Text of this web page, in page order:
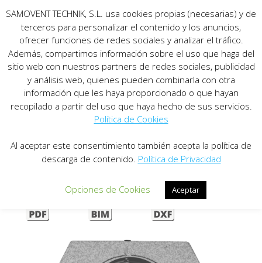
SERIE PPS
PLENUM
SAMOVENT TECHNIK, S.L. usa cookies propias (necesarias) y de
terceros para personalizar el contenido y los anuncios,
ofrecer funciones de redes sociales y analizar el tráfico.
Además, compartimos información sobre el uso que haga del
sitio web con nuestros partners de redes sociales, publicidad
y análisis web, quienes pueden combinarla con otra
información que les haya proporcionado o que hayan
recopilado a partir del uso que haya hecho de sus servicios.
Política de Cookies
Al aceptar este consentimiento también acepta la política de
descarga de contenido. Política de Privacidad
Opciones de Cookies Aceptar